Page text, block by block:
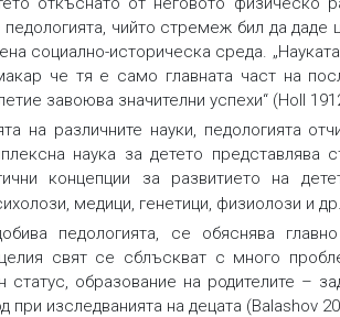
чийто стремеж бил да даде
социално-историческа среда.
че тя е само главната част на
завоюва значителни успехи“ (Holl
на различните науки, педологията
наука за детето представлява
концепции за развитието на
медици, генетици, физиолози и
педологията, се обяснява
свят се сблъскват с много
статус, образование на родителите –
при изследванията на децата (Balashov